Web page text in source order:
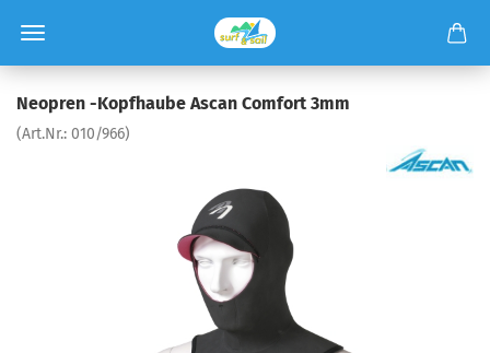
Neopren -Kopfhaube Ascan Comfort 3mm
(Art.Nr.: 010/966)